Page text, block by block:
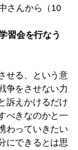
さんから（10
習会を行なう
る、という意
争をさせない力
訴えかけるだけ
べきなのかと一
わっていきたい
にできるとは思